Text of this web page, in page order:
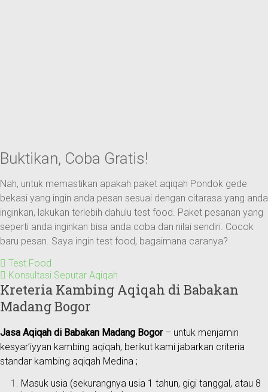
Buktikan, Coba Gratis!
Nah, untuk memastikan apakah paket aqiqah Pondok gede
bekasi yang ingin anda pesan sesuai dengan citarasa yang anda
inginkan, lakukan terlebih dahulu test food. Paket pesanan yang
seperti anda inginkan bisa anda coba dan nilai sendiri. Cocok
baru pesan. Saya ingin test food, bagaimana caranya?
Test Food
Konsultasi Seputar Aqiqah
Kreteria Kambing Aqiqah di Babakan
Madang Bogor
Jasa Aqiqah di Babakan Madang Bogor– untuk menjamin
kesyar’iyyan kambing aqiqah, berikut kami jabarkan criteria
standar kambing aqiqah Medina ;
Masuk usia (sekurangnya usia 1 tahun, gigi tanggal, atau 8